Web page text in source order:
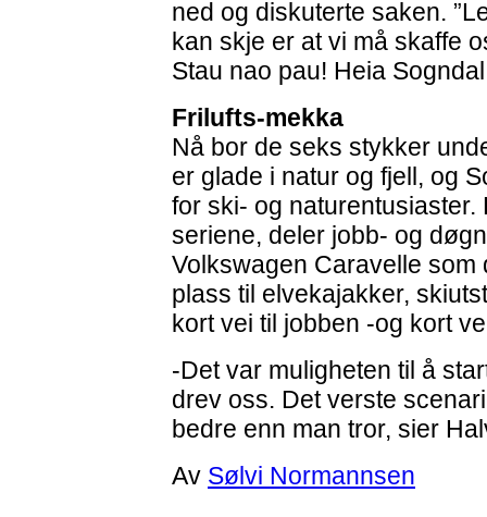
ned og diskuterte saken.
kan skje er at vi må skaffe
Stau nao pau! Heia
Frilufts-mekka
Nå bor de seks stykker
er glade i natur og fjell, og
for ski- og naturentusiaster.
seriene, deler jobb- og
Volkswagen Caravelle som
plass til elvekajakker,
kort vei til jobben -og kort
-Det var muligheten til å
drev oss. Det verste
bedre enn man tror, sier
Av Sølvi Normannsen